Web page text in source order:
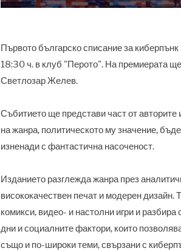
Първото българско списание за
18:30 ч. в клуб "Перото". На премиерата
Светлозар Желев.
Събитието ще представи част от
на жанра, политическото му значение,
изненади с фантастична насоченост.
Изданието разглежда жанра през
висококачествен печат и модерен дизайн.
комикси, видео- и настолни игри и
дни и социалните фактори, които
също и по-широки теми, свързани с